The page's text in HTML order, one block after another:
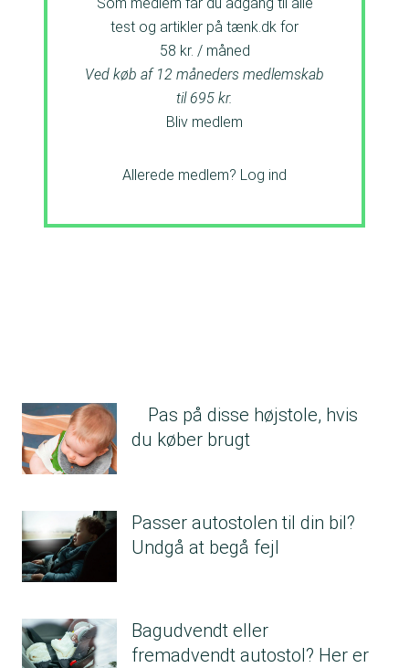
Som medlem får du adgang til alle
test og artikler på tænk.dk for
58 kr. / måned
Ved køb af 12 måneders medlemskab
til 695 kr.
Bliv medlem
Allerede medlem? Log ind
Pas på disse højstole, hvis
du køber brugt
Passer autostolen til din bil?
Undgå at begå fejl
Bagudvendt eller
fremadvendt autostol? Her er